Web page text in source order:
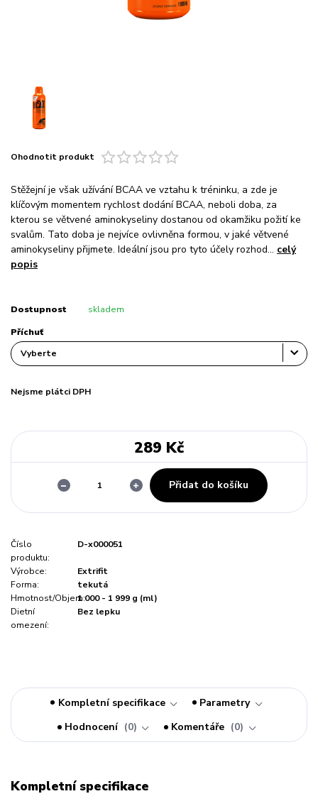
Ohodnotit produkt
Stěžejní je však užívání BCAA ve vztahu k tréninku, a zde je
klíčovým momentem rychlost dodání BCAA, neboli doba, za
kterou se větvené aminokyseliny dostanou od okamžiku požití ke
svalům. Tato doba je nejvíce ovlivněna formou, v jaké větvené
aminokyseliny přijmete. Ideální jsou pro tyto účely rozhod... celý
popis
Dostupnost skladem
Příchuť
Nejsme plátci DPH
289 Kč
Přidat do košíku
Číslo
produktu:
D-x000051
Výrobce:
Extrifit
Forma:
tekutá
Hmotnost/Objem:1 000 - 1 999 g (ml)
Dietní
omezení:
Bez lepku
Kompletní specifikace
Parametry
Hodnocení
0 Komentáře 0
Kompletní specifikace